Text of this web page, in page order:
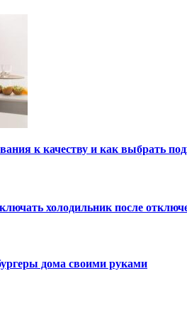
к качеству и как выбрать
холодильник после
дома своими руками